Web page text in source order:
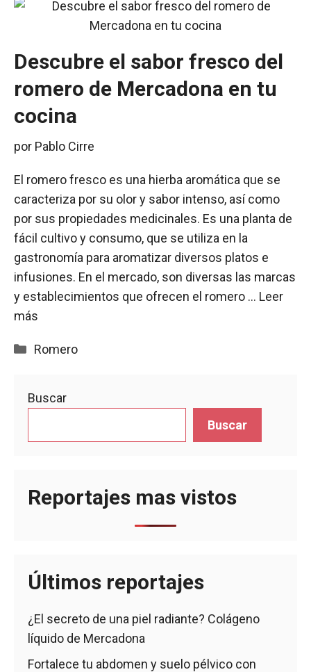
Descubre el sabor fresco del
romero de Mercadona en tu
cocina
por Pablo Cirre
El romero fresco es una hierba aromática que se
caracteriza por su olor y sabor intenso, así como
por sus propiedades medicinales. Es una planta de
fácil cultivo y consumo, que se utiliza en la
gastronomía para aromatizar diversos platos e
infusiones. En el mercado, son diversas las marcas
y establecimientos que ofrecen el romero … Leer
más
Categorías
Romero
Buscar
Buscar
Reportajes mas vistos
Últimos reportajes
¿El secreto de una piel radiante? Colágeno
líquido de Mercadona
Fortalece tu abdomen y suelo pélvico con